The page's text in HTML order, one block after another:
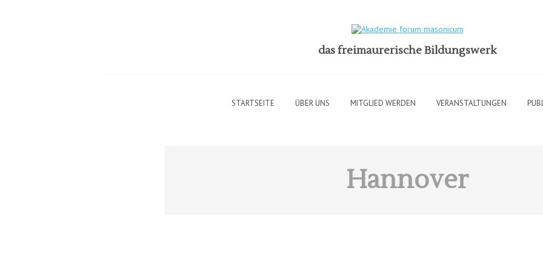
das freimaurerische Bildungswerk
STARTSEITE ÜBER UNS MITGLIED WERDEN VERANSTALTUNGEN
Hannover